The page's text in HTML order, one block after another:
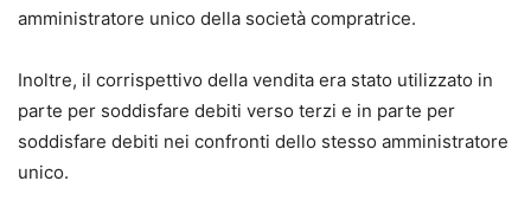
amministratore unico della società compratrice.
Inoltre, il corrispettivo della vendita era stato utilizzato in
parte per soddisfare debiti verso terzi e in parte per
soddisfare debiti nei confronti dello stesso amministratore
unico.